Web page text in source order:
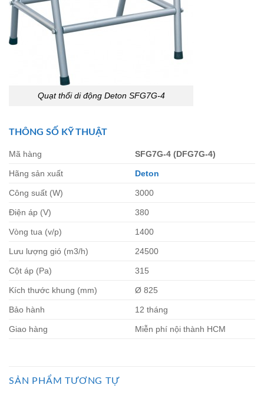
Quạt thổi di động Deton SFG7G-4
THÔNG SỐ KỸ THUẬT
Mã hàng SFG7G-4 (DFG7G-4)
Hãng sản xuất Deton
Công suất (W) 3000
Điện áp (V) 380
Vòng tua (v/p) 1400
Lưu lượng gió (m3/h) 24500
Cột áp (Pa) 315
Kích thước khung (mm) Ø 825
Bảo hành 12 tháng
Giao hàng Miễn phí nội thành HCM
SẢN PHẨM TƯƠNG TỰ